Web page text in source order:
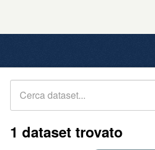
1 dataset trovato